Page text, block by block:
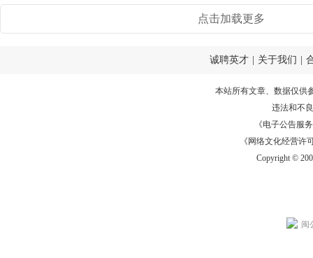
点击加载更多
诚聘英才 关于我们
本站所有文章、数据仅供
违法和不
《电子公告服务
《网络文化经营许
Copyright ©
闽